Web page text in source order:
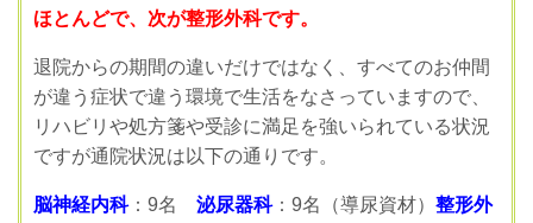
ほとんどで、次が整形外科です。
退院からの期間の違いだけではなく、すべてのお仲間
が違う症状で違う環境で生活をなさっていますので、
リハビリや処方箋や受診に満足を強いられている状況
ですが通院状況は以下の通りです。
脳神経内科：9名 泌尿器科：9名（導尿資材） 整形外